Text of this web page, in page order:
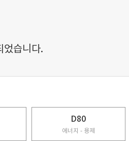
었습니다.
D80
에너지 - 용제